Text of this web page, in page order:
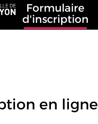
Formulaire
d'inscription
en ligne